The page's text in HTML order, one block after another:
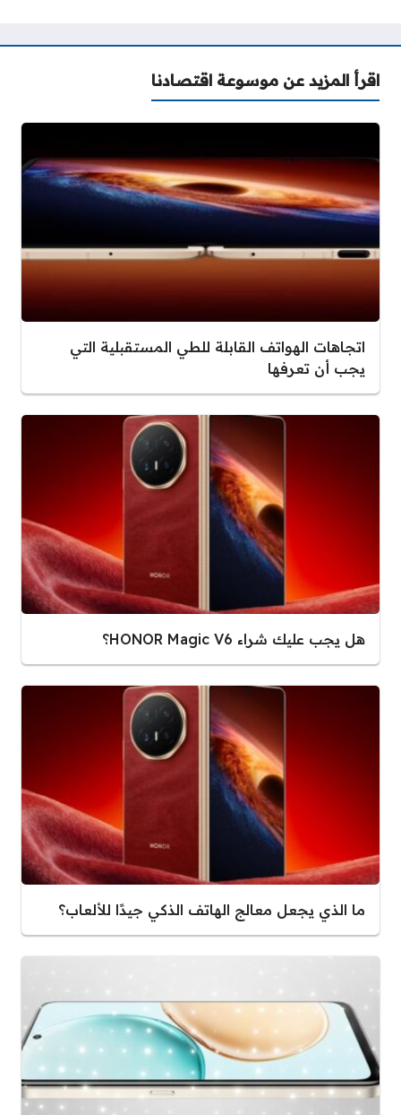
اقرأ المزيد عن موسوعة اقتصادنا
اتجاهات الهواتف القابلة للطي المستقبلية التي
يجب أن تعرفها
هل يجب عليك شراء HONOR Magic V6؟
ما الذي يجعل معالج الهاتف الذكي جيدًا للألعاب؟